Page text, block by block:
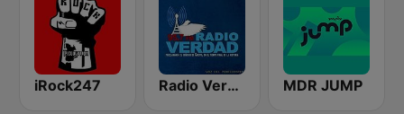
iRock247 Radio Verdad 95.7 FM MDR JUMP